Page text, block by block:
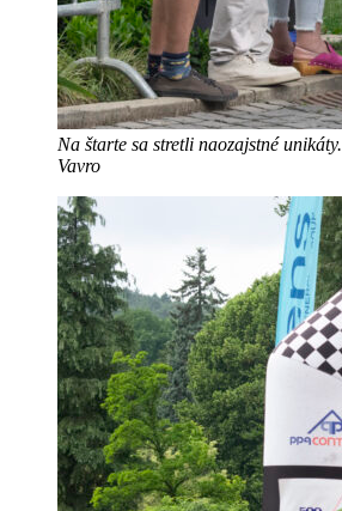
Na štarte sa stretli naozajstné unikáty.
Vavro